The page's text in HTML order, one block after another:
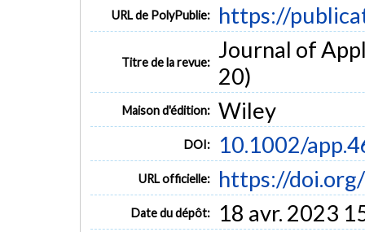
URL de PolyPublie: https://
Titre de la revue: Journal of
20)
Maison d'édition: Wiley
DOI: 10.1002/
URL officielle: https://
Date du dépôt: 18 avr. 2023